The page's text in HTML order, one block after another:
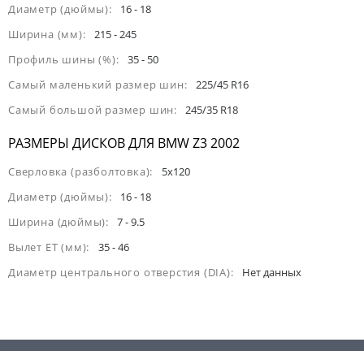
Диаметр (дюймы):
16 - 18
Ширина (мм):
215 - 245
Профиль шины (%):
35 - 50
Самый маленький размер шин:
225/45 R16
Самый большой размер шин:
245/35 R18
РАЗМЕРЫ ДИСКОВ ДЛЯ BMW Z3 2002
Сверловка (разболтовка):
5x120
Диаметр (дюймы):
16 - 18
Ширина (дюймы):
7 - 9.5
Вылет ET (мм):
35 - 46
Диаметр центрального отверстия (DIA):
Нет данных